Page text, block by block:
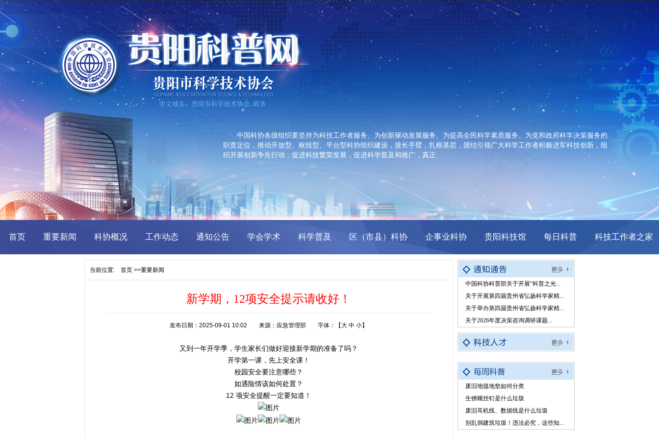
当前位置: 首页 >>重要新闻
新学期，12项安全提示请收好！
发布日期：2025-09-01 10:02 来源：应急管理部 字体：【大 中 小】
又到一年开学季，学生家长们做好迎接新学期的准备了吗？
开学第一课，先上安全课！
校园安全要注意哪些？
如遇险情该如何处置？
12 项安全提醒一定要知道！